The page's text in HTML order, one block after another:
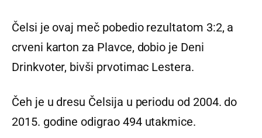
Čelsi je ovaj meč pobedio rezultatom 3:2, a
crveni karton za Plavce, dobio je Deni
Drinkvoter, bivši prvotimac Lestera.
Čeh je u dresu Čelsija u periodu od 2004. do
2015. godine odigrao 494 utakmice.